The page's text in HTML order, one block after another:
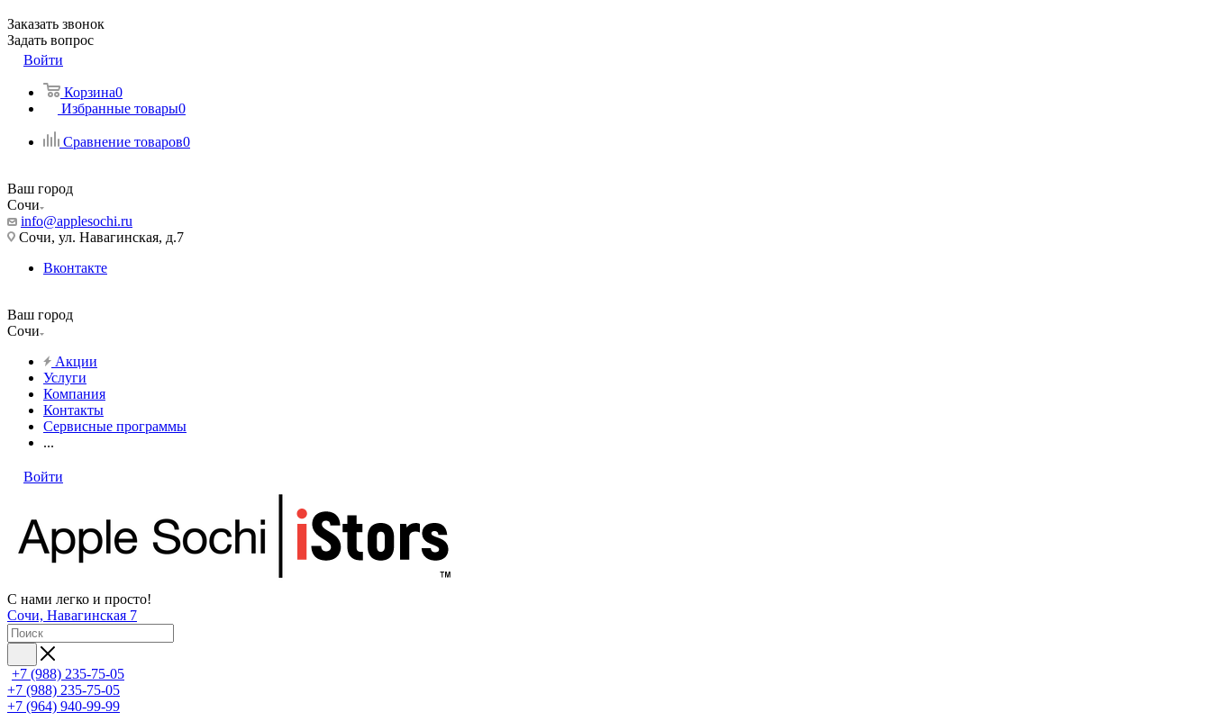
Заказать звонок
Задать вопрос
Войти
Корзина0
Избранные товары0
Сравнение товаров0
Ваш город
Сочи
info@applesochi.ru
Сочи, ул. Навагинская, д.7
Вконтакте
Ваш город
Сочи
Акции
Услуги
Компания
Контакты
Сервисные программы
...
Войти
С нами легко и просто!
Сочи, Навагинская 7
+7 (988) 235-75-05
+7 (988) 235-75-05
+7 (964) 940-99-99